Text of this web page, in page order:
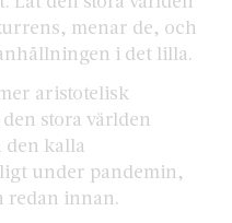
menar de, och
i det lilla.
aristotelisk
stora världen
den kalla
under pandemin,
redan innan.